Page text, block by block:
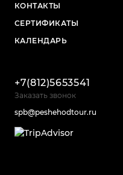
КОНТАКТЫ
СЕРТИФИКАТЫ
КАЛЕНДАРЬ
+7(812)5653541
Заказать звонок
spb@peshehodtour.ru